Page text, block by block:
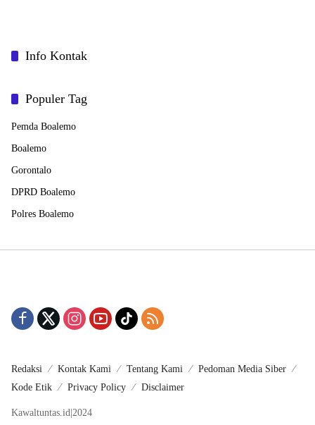
Info Kontak
Populer Tag
Pemda Boalemo
Boalemo
Gorontalo
DPRD Boalemo
Polres Boalemo
Redaksi Kontak Kami Tentang Kami
Pedoman Media Siber
Kode Etik
Privacy Policy Disclaimer
Kawaltuntas.id|2024